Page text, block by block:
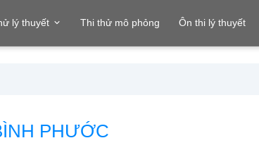
lý thuyết Thi thử mô phỏng Ôn thi lý thuyết
PHƯỚC